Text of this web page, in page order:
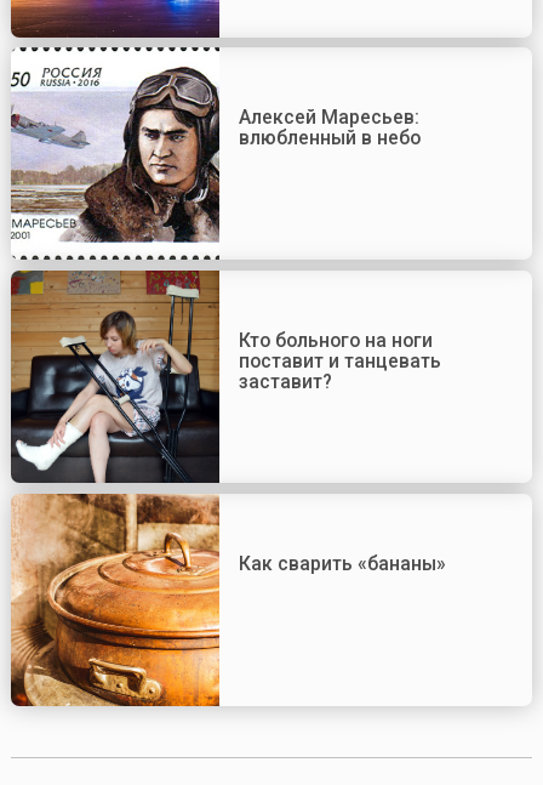
Алексей Маресьев:
влюбленный в небо
Кто больного на ноги
поставит и танцевать
заставит?
Как сварить «бананы»